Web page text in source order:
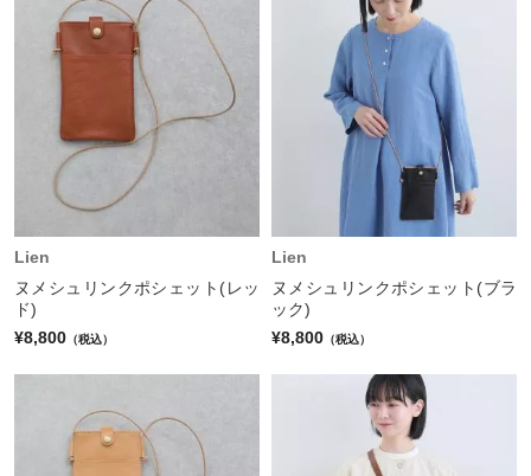
Lien
ヌメシュリンクポシェット(レッ
ド)
¥8,800 （税込）
Lien
ヌメシュリンクポシェット(ブラ
ック)
¥8,800 （税込）